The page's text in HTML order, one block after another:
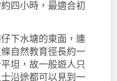
四小時，最適合初
下水塘的東面，連
自然教育徑長約一
坦，故一般遊人只
沿途都可以見到一